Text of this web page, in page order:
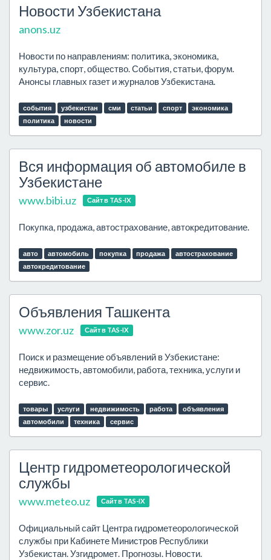
Новости Узбекистана
anons.uz
Новости по направлениям: политика, экономика,
культура, спорт, общество. События, статьи, форум.
Анонсы главных газет и журналов Узбекистана.
события узбекистан сми статьи спорт
экономика
политика
новости
Вся информация об автомобиле в
Узбекистане
www.bibi.uz Сайт в TAS-IX
Покупка, продажа, автострахование, автокредитование.
авто автомобиль покупка продажа
автострахование
автокредитование
Объявления Ташкента
www.zor.uz Сайт в TAS-IX
Поиск и размещение объявлений в Узбекистане:
недвижимость, автомобили, работа, техника, услуги и
сервис.
товары услуги недвижимость работа
объявления
автомобили
техника сервис
Центр гидрометеорологической
службы
www.meteo.uz Сайт в TAS-IX
Официальный сайт Центра гидрометеорологической
службы при Кабинете Министров Республики
Узбекистан. Узгидромет. Прогнозы. Новости.